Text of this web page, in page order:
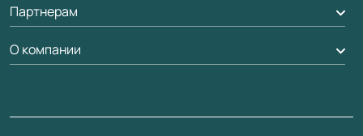
Рейки, баффели, стеллажи
Погонаж
Гарантия
Вопрос-ответ
Вызов замерщика
Доставка
Партнерам
Дизайнерам / архитекторам
Скачать материалы
О компании
О фабрике